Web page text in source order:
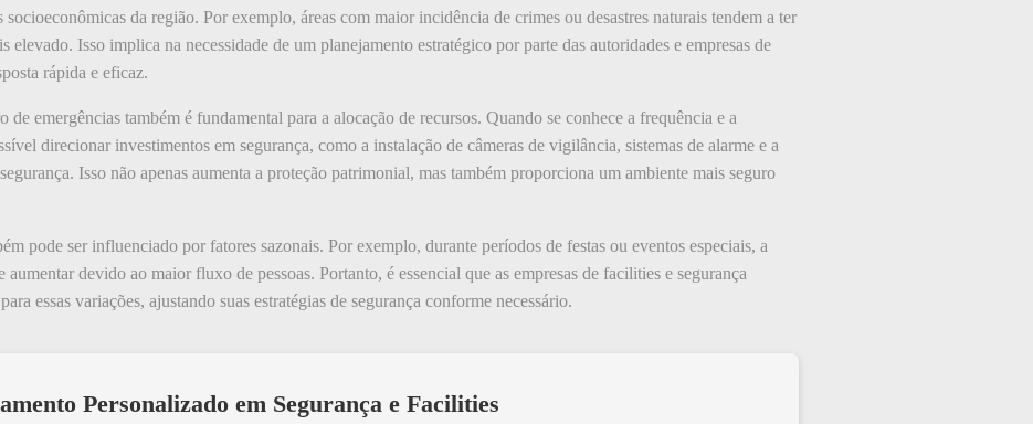
socioeconômicas da região. Por exemplo, áreas com maior incidência de crimes ou desastres naturais tendem a ter
elevado. Isso implica na necessidade de um planejamento estratégico por parte das autoridades e empresas de
rápida e eficaz.
de emergências também é fundamental para a alocação de recursos. Quando se conhece a frequência e a
direcionar investimentos em segurança, como a instalação de câmeras de vigilância, sistemas de alarme e a
Isso não apenas aumenta a proteção patrimonial, mas também proporciona um ambiente mais seguro
pode ser influenciado por fatores sazonais. Por exemplo, durante períodos de festas ou eventos especiais, a
aumentar devido ao maior fluxo de pessoas. Portanto, é essencial que as empresas de facilities e segurança
essas variações, ajustando suas estratégias de segurança conforme necessário.
Personalizado em Segurança e Facilities